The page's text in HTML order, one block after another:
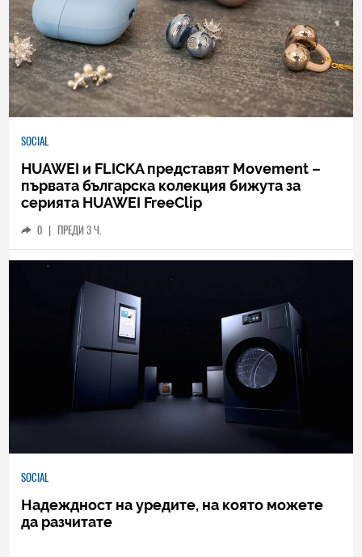
SOCIAL
HUAWEI и FLICKA представят Movement –
първата българска колекция бижута за
серията HUAWEI FreeClip
0 | ПРЕДИ 3 Ч.
SOCIAL
Надеждност на уредите, на която можете
да разчитате